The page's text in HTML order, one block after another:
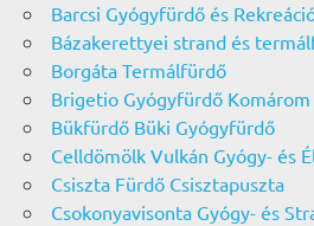
Barcsi Gyógyfürdő és
Bázakerettyei strand és
Borgáta Termálfürdő
Brigetio Gyógyfürdő Komárom
Bükfürdő Büki Gyógyfürdő
Celldömölk Vulkán Gyógy- és
Csiszta Fürdő Csisztapuszta
Csokonyavisonta Gyógy- és